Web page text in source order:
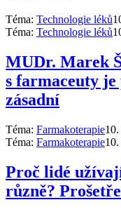
Téma: Technologie léků
Téma: Technologie léků
MUDr. Marek
s farmaceuty
zásadní
Téma: Farmakoterapie
Téma: Farmakoterapie
Proč lidé
různě?